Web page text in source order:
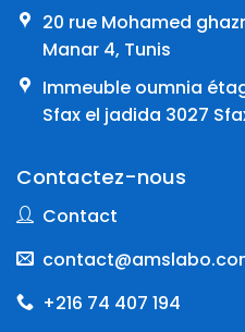
20 rue Mohamed
Manar 4, Tunis
Immeuble oumnia
Sfax el jadida 3027
Contactez-nous
Contact
+216 74 407 194